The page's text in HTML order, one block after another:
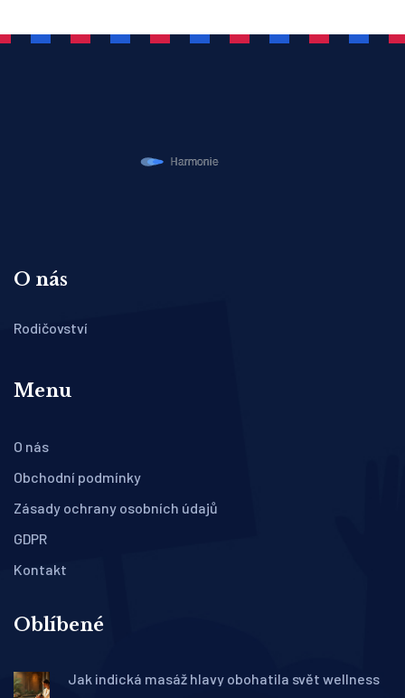
O nás
Rodičovství
Menu
O nás
Obchodní podmínky
Zásady ochrany osobních údajů
GDPR
Kontakt
Oblíbené
Jak indická masáž hlavy obohatila svět wellness